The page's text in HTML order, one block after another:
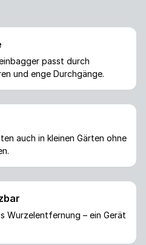
passt durch
und enge Durchgänge.
auch in kleinen Gärten ohne
Wurzelentfernung – ein Gerät